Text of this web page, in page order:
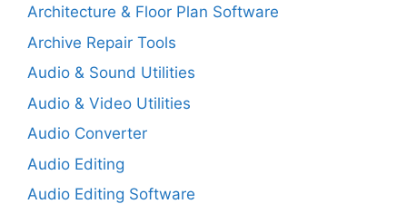
Architecture & Floor Plan Software
Archive Repair Tools
Audio & Sound Utilities
Audio & Video Utilities
Audio Converter
Audio Editing
Audio Editing Software